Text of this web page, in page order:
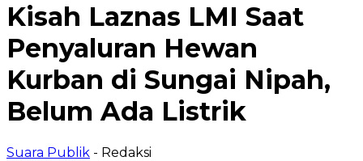
Kisah Laznas LMI Saat
Penyaluran Hewan
Kurban di Sungai Nipah,
Belum Ada Listrik
Suara Publik - Redaksi